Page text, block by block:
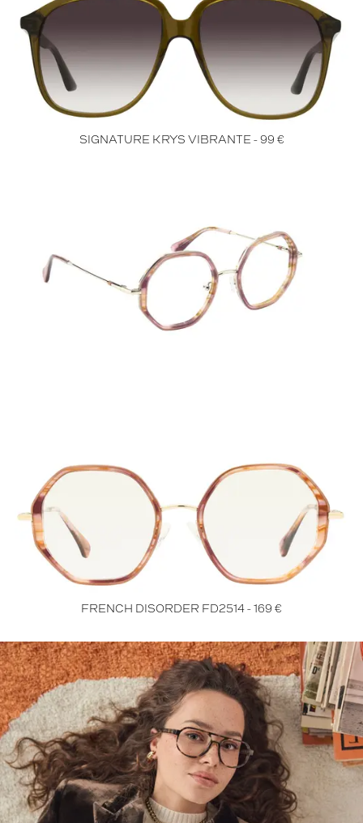
SIGNATURE KRYS VIBRANTE - 99 €
FRENCH DISORDER FD2514 - 169 €